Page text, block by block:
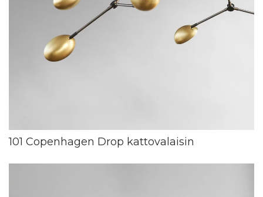
101 Copenhagen Drop kattovalaisin